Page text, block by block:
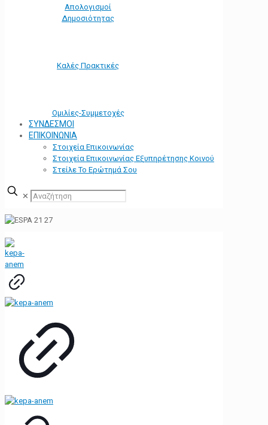
Απολογισμοί
Δημοσιότητας
Καλές Πρακτικές
Ομιλίες-Συμμετοχές
ΣΥΝΔΕΣΜΟΙ
ΕΠΙΚΟΙΝΩΝΙΑ
Στοιχεία Επικοινωνίας
Στοιχεία Επικοινωνίας Εξυπηρέτησης Κοινού
Στείλε Το Ερώτημά Σου
✕